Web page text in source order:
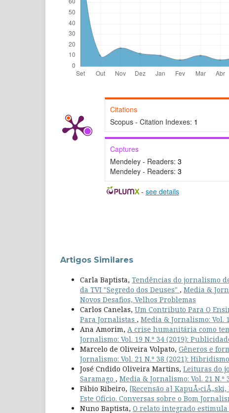
Citations
Scopus - Citation Indexes: 1
Captures
Mendeley - Readers: 3
Mendeley - Readers: 3
- see details
Artigos Similares
Carla Baptista, Tendências do jornalismo
da TVI "Segredo dos Deuses" , Media &
Novos Desafios, Velhos Problemas
Carlos Canelas, Um Contributo Para O
Para Jornalistas , Media & Jornalismo: Vol.
Ana Amorim, A crise humanitária como
Jornalismo: Vol. 19 N.º 34 (2019):
Marcelo de Oliveira Volpato, Gêneros e
Jornalismo: Vol. 21 N.º 38 (2021):
José Cndido Oliveira Martins, Leituras do
Saramago , Media & Jornalismo: Vol. 21
Fábio Ribeiro, [Recensão a]
Este Ofício. Conversas sobre o Bom
Nuno Baptista, O relato integrado